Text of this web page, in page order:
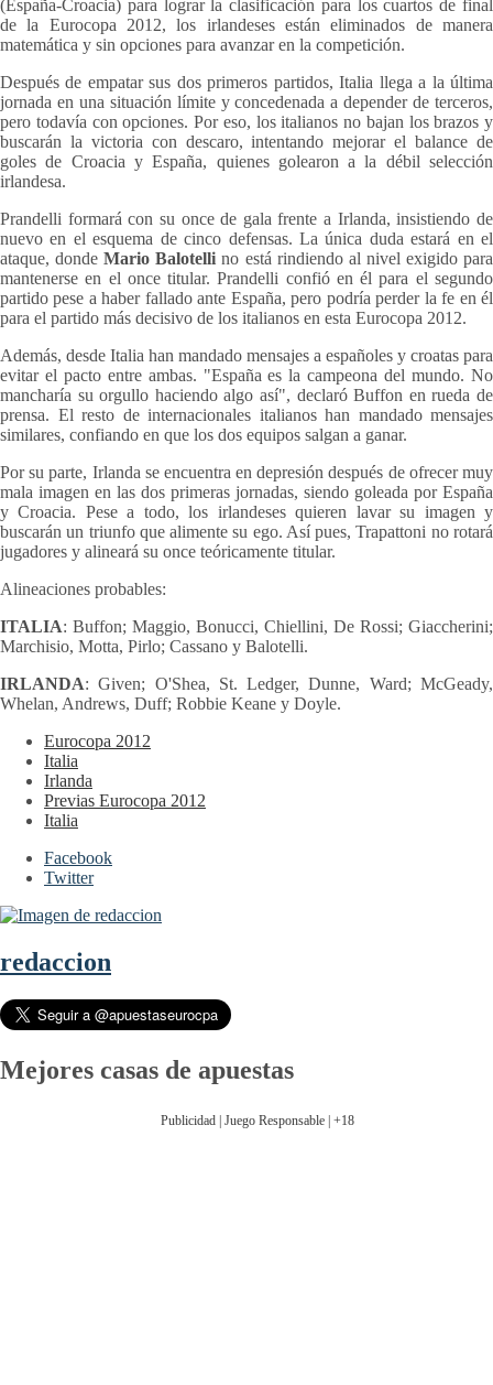
(España-Croacia) para lograr la clasificación para los cuartos de final
de la Eurocopa 2012, los irlandeses están eliminados de manera
matemática y sin opciones para avanzar en la competición.
Después de empatar sus dos primeros partidos, Italia llega a la última
jornada en una situación límite y concedenada a depender de terceros,
pero todavía con opciones. Por eso, los italianos no bajan los brazos y
buscarán la victoria con descaro, intentando mejorar el balance de
goles de Croacia y España, quienes golearon a la débil selección
irlandesa.
Prandelli formará con su once de gala frente a Irlanda, insistiendo de
nuevo en el esquema de cinco defensas. La única duda estará en el
ataque, dondeMario Balotelli no está rindiendo al nivel exigido para
mantenerse en el once titular. Prandelli confió en él para el segundo
partido pese a haber fallado ante España, pero podría perder la fe en él
para el partido más decisivo de los italianos en esta Eurocopa 2012.
Además, desde Italia han mandado mensajes a españoles y croatas para
evitar el pacto entre ambas. "España es la campeona del mundo. No
mancharía su orgullo haciendo algo así", declaró Buffon en rueda de
prensa. El resto de internacionales italianos han mandado mensajes
similares, confiando en que los dos equipos salgan a ganar.
Por su parte, Irlanda se encuentra en depresión después de ofrecer muy
mala imagen en las dos primeras jornadas, siendo goleada por España
y Croacia. Pese a todo, los irlandeses quieren lavar su imagen y
buscarán un triunfo que alimente su ego. Así pues, Trapattoni no rotará
jugadores y alineará su once teóricamente titular.
Alineaciones probables:
ITALIA: Buffon; Maggio, Bonucci, Chiellini, De Rossi; Giaccherini;
Marchisio, Motta, Pirlo; Cassano y Balotelli.
IRLANDA: Given; O'Shea, St. Ledger, Dunne, Ward; McGeady,
Whelan, Andrews, Duff; Robbie Keane y Doyle.
Eurocopa 2012
Italia
Irlanda
Previas Eurocopa 2012
Italia
Facebook
Twitter
redaccion
Mejores casas de apuestas
Publicidad | Juego Responsable | +18